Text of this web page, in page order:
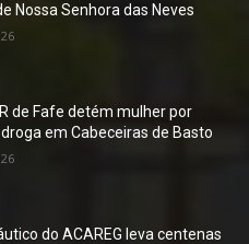
Nossa Senhora das Neves
de Fafe detém mulher por
em Cabeceiras de Basto
do ACAREG leva centenas